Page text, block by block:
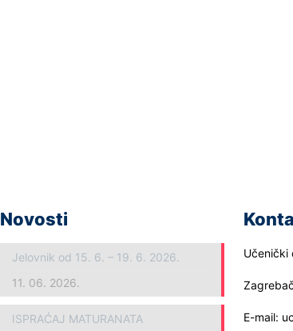
Novosti
Jelovnik od 15. 6. – 19. 6. 2026.
11. 06. 2026.
ISPRAĆAJ MATURANATA
Učenički
E-mail: